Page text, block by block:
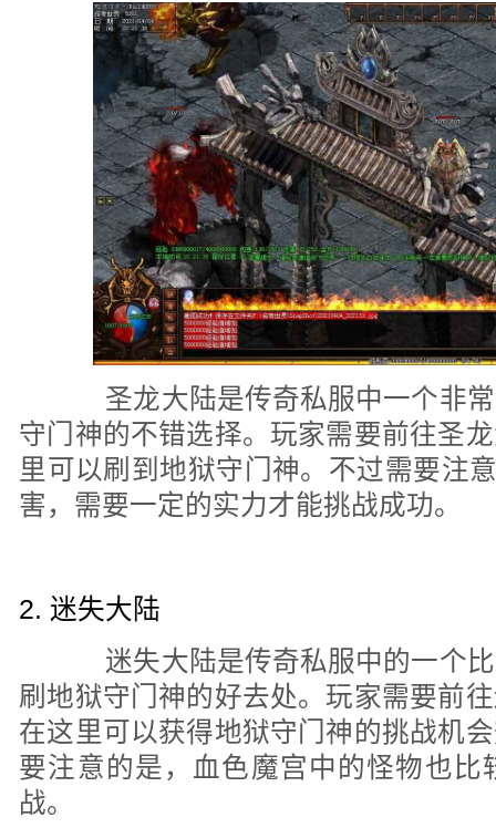
圣龙大陆是传奇私服中一个非常
守门神的不错选择。玩家需要前往圣
里可以刷到地狱守门神。不过需要注
害，需要一定的实力才能挑战成功。
2. 迷失大陆
迷失大陆是传奇私服中的一个比
刷地狱守门神的好去处。玩家需要前
在这里可以获得地狱守门神的挑战机
要注意的是，血色魔宫中的怪物也比
战。